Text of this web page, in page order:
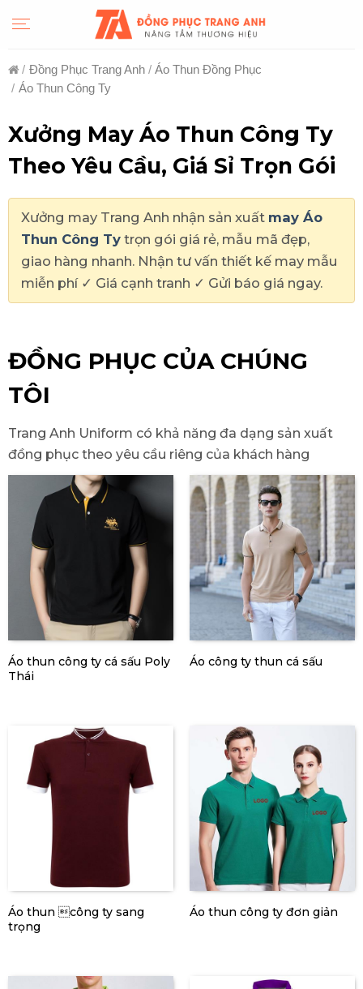
/ Đồng Phục Trang Anh / Áo Thun Đồng Phục
/ Áo Thun Công Ty
Xưởng May Áo Thun Công Ty
Theo Yêu Cầu, Giá Sỉ Trọn Gói
Xưởng may Trang Anh nhận sản xuất may Áo
Thun Công Ty trọn gói giá rẻ, mẫu mã đẹp,
giao hàng nhanh. Nhận tư vấn thiết kế may mẫu
miễn phí ✓ Giá cạnh tranh ✓ Gửi báo giá ngay.
ĐỒNG PHỤC CỦA CHÚNG
TÔI
Trang Anh Uniform có khả năng đa dạng sản xuất
đồng phục theo yêu cầu riêng của khách hàng
Áo thun công ty cá sấu Poly
Thái
Áo công ty thun cá sấu
Áo thun công ty sang
trọng
Áo thun công ty đơn giản